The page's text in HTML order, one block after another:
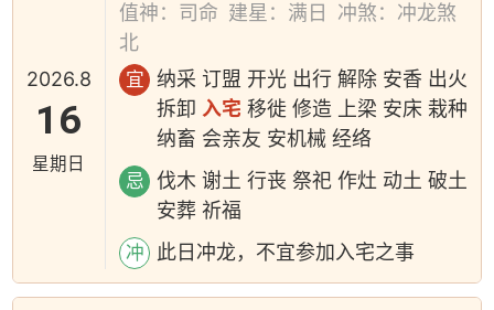
2026.8
16
星期日
值神：司命 建星：满日
冲煞：冲龙煞
北
宜
纳采 订盟 开光 出行 解除 安香 出火
拆卸入宅 移徙 修造 上梁 安床 栽种
纳畜 会亲友 安机械 经络
忌
伐木 谢土 行丧 祭祀 作灶 动土 破土
安葬 祈福
冲 此日冲龙，不宜参加入宅之事